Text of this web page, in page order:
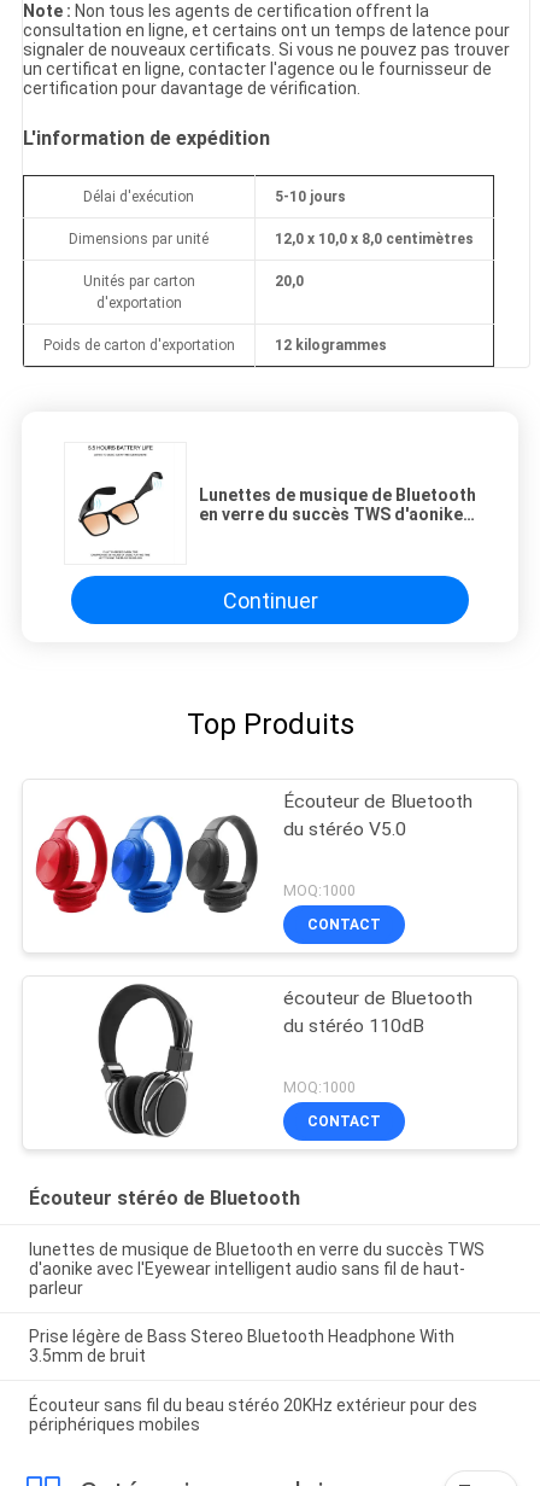
Note : Non tous les agents de certification offrent la
consultation en ligne, et certains ont un temps de latence pour
signaler de nouveaux certificats. Si vous ne pouvez pas trouver
un certificat en ligne, contacter l'agence ou le fournisseur de
certification pour davantage de vérification.
L'information de expédition
Délai d'exécution 5-10 jours
Dimensions par unité 12,0 x 10,0 x 8,0 centimètres
Unités par carton
d'exportation
20,0
Poids de carton d'exportation 12 kilogrammes
Lunettes de musique de Bluetooth
en verre du succès TWS d'aonike
Continuer
Top Produits
Écouteur de Bluetooth
du stéréo V5.0
MOQ:1000
CONTACT
écouteur de Bluetooth
du stéréo 110dB
MOQ:1000
CONTACT
Écouteur stéréo de Bluetooth
lunettes de musique de Bluetooth en verre du succès TWS
d'aonike avec l'Eyewear intelligent audio sans fil de haut-
parleur
Prise légère de Bass Stereo Bluetooth Headphone With
3.5mm de bruit
Écouteur sans fil du beau stéréo 20KHz extérieur pour des
périphériques mobiles